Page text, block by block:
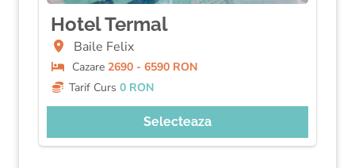
Hotel Termal
Baile Felix
Cazare 2690 - 6590 RON
Tarif Curs 0 RON
Selecteaza